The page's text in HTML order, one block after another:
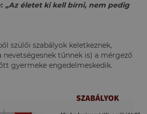
„Az életet ki kell bírni, nem pedig
szülői szabályok keletkeznek,
tűnnek is) a mérgező
gyermeke engedelmeskedik.